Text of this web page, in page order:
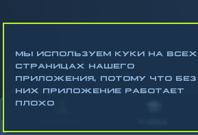
Математика
Геометрия
МЫ ИСПОЛЬЗУЕМ КУКИ НА ВСЕХ
СТРАНИЦАХ НАШЕГО
ПРИЛОЖЕНИЯ, ПОТОМУ ЧТО БЕЗ
НИХ ПРИЛОЖЕНИЕ РАБОТАЕТ
ПЛОХО